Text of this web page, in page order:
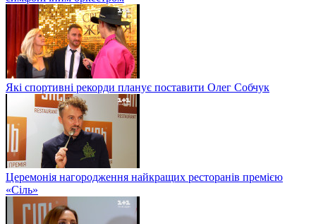
Які спортивні рекорди планує поставити Олег Собчук
Церемонія нагородження найкращих ресторанів премією
«Сіль»